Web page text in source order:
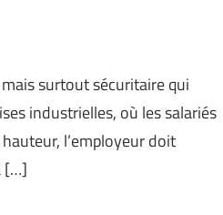
surtout sécuritaire qui
industrielles, où les salariés
l’employeur doit
[…]